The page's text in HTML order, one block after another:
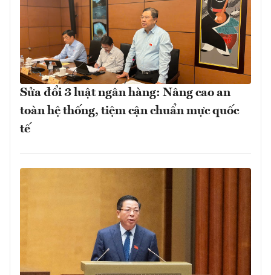
Sửa đổi 3 luật ngân hàng: Nâng cao an
toàn hệ thống, tiệm cận chuẩn mực quốc
tế